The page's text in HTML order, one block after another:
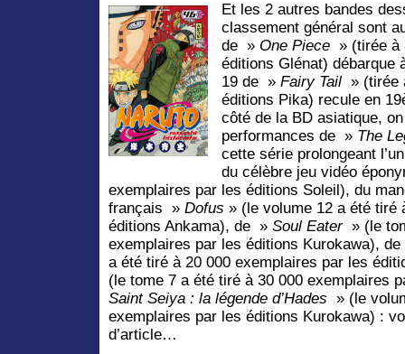
Et les 2 autres bandes
classement général sont
de » One Piece » (tirée à
éditions Glénat) débarque
19 de » Fairy Tail » (tirée
éditions Pika) recule en
côté de la BD asiatique,
performances de » The
cette série prolongeant
du célèbre jeu vidéo
exemplaires par les éditions Soleil), du
français » Dofus » (le volume 12 a été tiré
éditions Ankama), de » Soul Eater» (le
exemplaires par les éditions Kurokawa),
a été tiré à 20 000 exemplaires par les
(le tome 7 a été tiré à 30 000 exemplaires
Saint Seiya : la légende d’Hades » (le
exemplaires par les éditions Kurokawa) :
d’article…